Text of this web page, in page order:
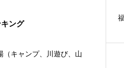
ング
（キャンプ、川遊び、山